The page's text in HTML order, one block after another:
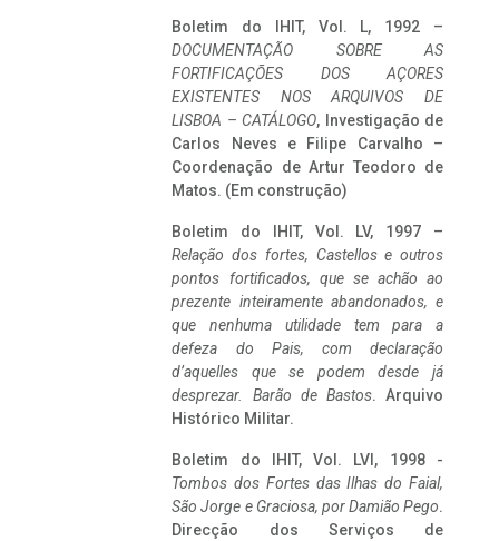
Boletim do IHIT, Vol. L, 1992 –
DOCUMENTAÇÃO SOBRE AS
FORTIFICAÇÕES DOS AÇORES
EXISTENTES NOS ARQUIVOS DE
LISBOA – CATÁLOGO, Investigação de
Carlos Neves e Filipe Carvalho –
Coordenação de Artur Teodoro de
Matos. (Em construção)
Boletim do IHIT, Vol. LV, 1997 –
Relação dos fortes, Castellos e outros
pontos fortificados, que se achão ao
prezente inteiramente abandonados, e
que nenhuma utilidade tem para a
defeza do Pais, com declaração
d’aquelles que se podem desde já
desprezar. Barão de Bastos. Arquivo
Histórico Militar.
Boletim do IHIT, Vol. LVI, 1998 -
Tombos dos Fortes das Ilhas do Faial,
São Jorge e Graciosa, por Damião Pego.
Direcção dos Serviços de